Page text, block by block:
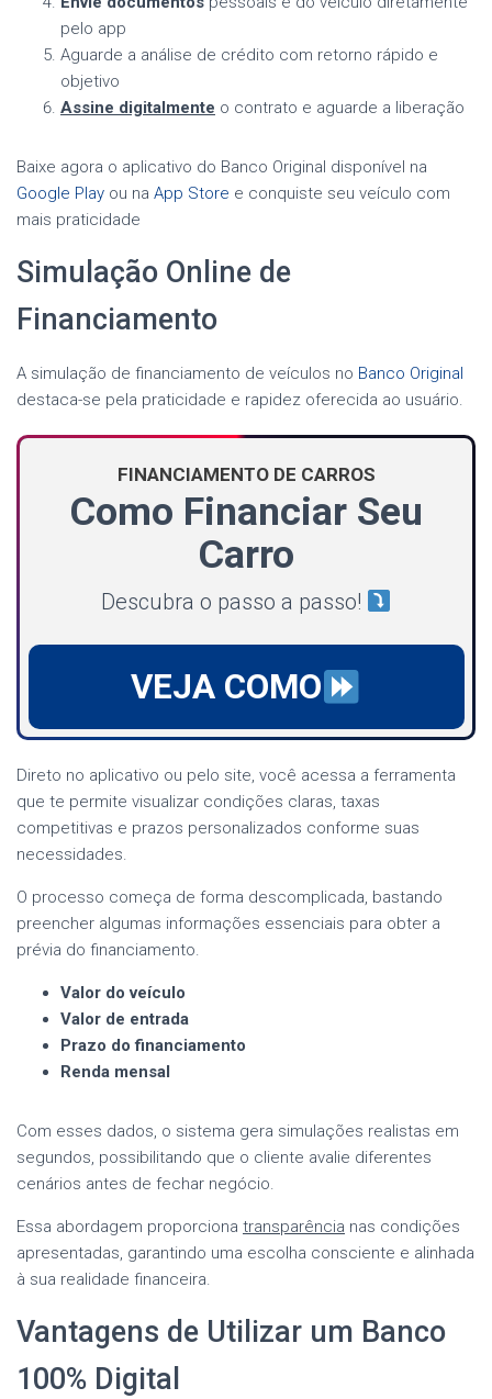
pelo app
Aguarde a análise de crédito com retorno rápido e
objetivo
Assine digitalmente o contrato e aguarde a liberação
Baixe agora o aplicativo do Banco Original disponível na
Google Play ou na App Store e conquiste seu veículo com
mais praticidade
Simulação Online de
Financiamento
A simulação de financiamento de veículos no Banco Original
destaca-se pela praticidade e rapidez oferecida ao usuário.
FINANCIAMENTO DE CARROS
Como Financiar Seu
Carro
Descubra o passo a passo!
VEJA COMO
Direto no aplicativo ou pelo site, você acessa a ferramenta
que te permite visualizar condições claras, taxas
competitivas e prazos personalizados conforme suas
necessidades.
O processo começa de forma descomplicada, bastando
preencher algumas informações essenciais para obter a
prévia do financiamento.
Valor do veículo
Valor de entrada
Prazo do financiamento
Renda mensal
Com esses dados, o sistema gera simulações realistas em
segundos, possibilitando que o cliente avalie diferentes
cenários antes de fechar negócio.
Essa abordagem proporciona transparência nas condições
apresentadas, garantindo uma escolha consciente e alinhada
à sua realidade financeira.
Vantagens de Utilizar um Banco
100% Digital